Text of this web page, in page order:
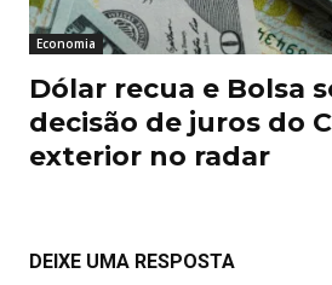
Economia
Dólar recua e Bolsa
decisão de juros do
exterior no radar
DEIXE UMA RESPOSTA